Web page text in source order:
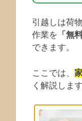
引越しは荷
作業を 「無
できます。
ここでは、
く解説します